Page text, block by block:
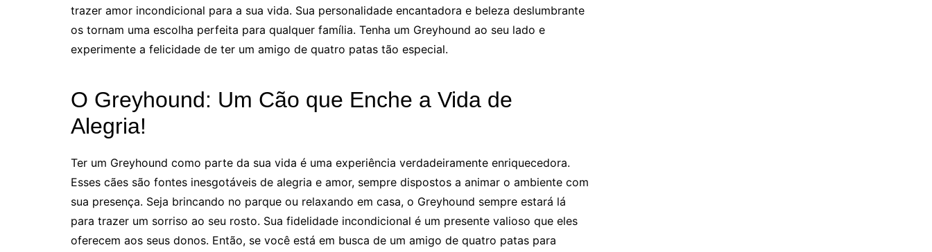
trazer amor incondicional para a sua vida. Sua personalidade encantadora e beleza deslumbrante
os tornam uma escolha perfeita para qualquer família. Tenha um Greyhound ao seu lado e
experimente a felicidade de ter um amigo de quatro patas tão especial.
O Greyhound: Um Cão que Enche a Vida de
Alegria!
Ter um Greyhound como parte da sua vida é uma experiência verdadeiramente enriquecedora.
Esses cães são fontes inesgotáveis de alegria e amor, sempre dispostos a animar o ambiente com
sua presença. Seja brincando no parque ou relaxando em casa, o Greyhound sempre estará lá
para trazer um sorriso ao seu rosto. Sua fidelidade incondicional é um presente valioso que eles
oferecem aos seus donos. Então, se você está em busca de um amigo de quatro patas para